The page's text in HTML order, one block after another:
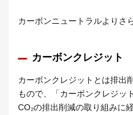
カーボンニュートラルよりさ
カーボンクレジット
カーボンクレジットとは排出
もので、「カーボンクレジッ
CO₂の排出削減の取り組みに